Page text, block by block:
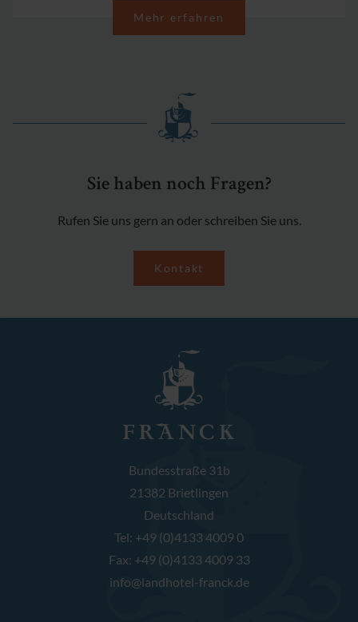
Mehr erfahren
Sie haben noch Fragen?
Rufen Sie uns gern an oder schreiben Sie uns.
Kontakt
Bundesstraße 31b
21382 Brietlingen
Deutschland
Tel: +49 (0)4133 4009 0
Fax: +49 (0)4133 4009 33
info@landhotel-franck.de